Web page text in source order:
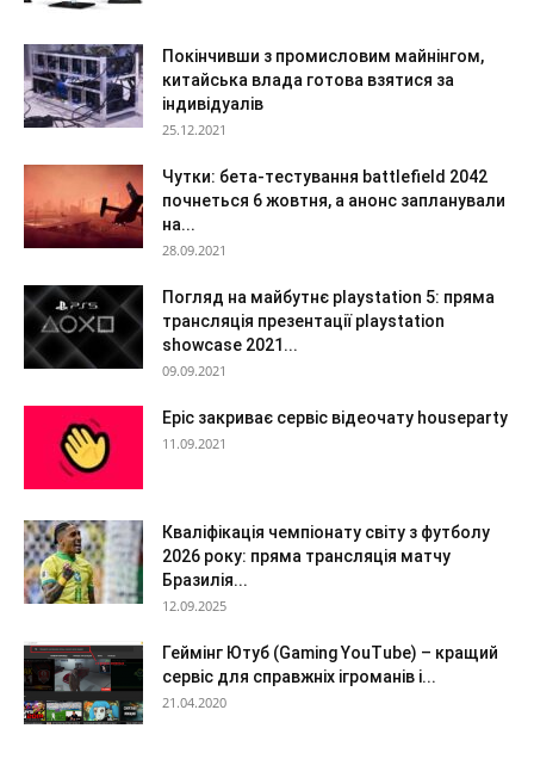
Покінчивши з промисловим майнінгом,
китайська влада готова взятися за
індивідуалів
25.12.2021
Чутки: бета-тестування battlefield 2042
почнеться 6 жовтня, а анонс запланували
на...
28.09.2021
Погляд на майбутнє playstation 5: пряма
трансляція презентації playstation
showcase 2021...
09.09.2021
Epic закриває сервіс відеочату houseparty
11.09.2021
Кваліфікація чемпіонату світу з футболу
2026 року: пряма трансляція матчу
Бразилія...
12.09.2025
Геймінг Ютуб (Gaming YouTube) – кращий
сервіс для справжніх ігроманів і...
21.04.2020